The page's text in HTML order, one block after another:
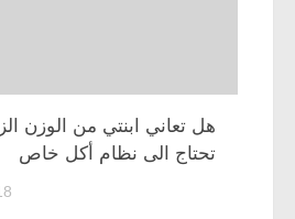
هل تعاني ابنتي من الوزن
تحتاج الى نظام أكل خاص
18